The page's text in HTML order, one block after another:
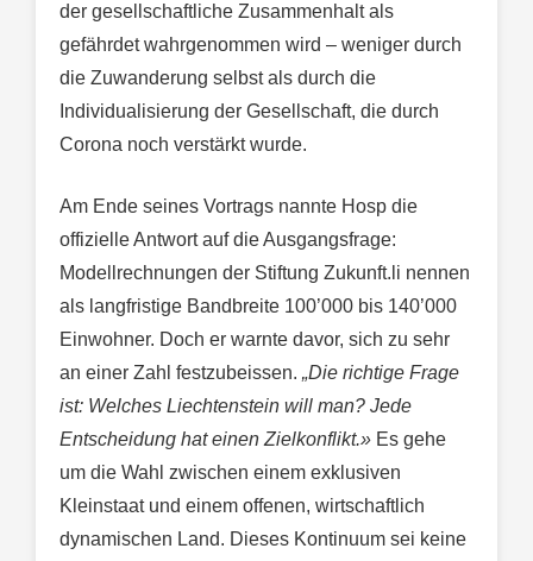
der gesellschaftliche Zusammenhalt als
gefährdet wahrgenommen wird – weniger durch
die Zuwanderung selbst als durch die
Individualisierung der Gesellschaft, die durch
Corona noch verstärkt wurde.
Am Ende seines Vortrags nannte Hosp die
offizielle Antwort auf die Ausgangsfrage:
Modellrechnungen der Stiftung Zukunft.li nennen
als langfristige Bandbreite 100’000 bis 140’000
Einwohner. Doch er warnte davor, sich zu sehr
an einer Zahl festzubeissen. „Die richtige Frage
ist: Welches Liechtenstein will man? Jede
Entscheidung hat einen Zielkonflikt.» Es gehe
um die Wahl zwischen einem exklusiven
Kleinstaat und einem offenen, wirtschaftlich
dynamischen Land. Dieses Kontinuum sei keine